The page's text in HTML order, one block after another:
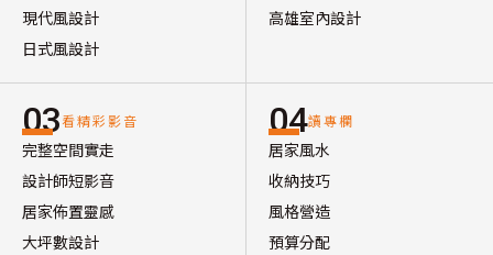
現代風設計
日式風設計
高雄室內設計
03看精彩影音
完整空間實走
設計師短影音
居家佈置靈感
大坪數設計
04讀專欄
居家風水
收納技巧
風格營造
預算分配